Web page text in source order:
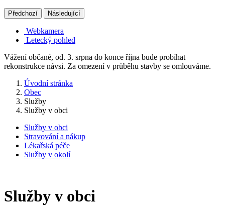
Předchozí Následující
Webkamera
Letecký pohled
Vážení občané, od. 3. srpna do konce října bude probíhat
rekonstrukce návsi. Za omezení v průběhu stavby se omlouváme.
Úvodní stránka
Obec
Služby
Služby v obci
Služby v obci
Stravování a nákup
Lékařská péče
Služby v okolí
Služby v obci